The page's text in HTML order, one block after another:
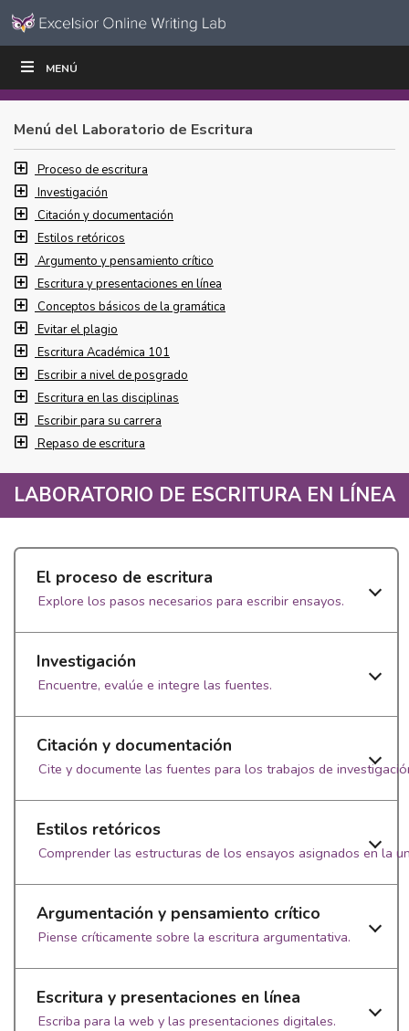
Ir al contenido
navegación
MENÚ
LABORATORIO DE ESCRITURA EN LÍNEA
El proceso de escritura
Explore los pasos necesarios para escribir ensayos.
Investigación
Encuentre, evalúe e integre las fuentes.
Citación y documentación
Cite y documente las fuentes para los trabajos de
Estilos retóricos
Comprender las estructuras de los ensayos asignados en la
Argumentación y pensamiento crítico
Piense críticamente sobre la escritura argumentativa.
Escritura y presentaciones en línea
Escriba para la web y las presentaciones digitales.
ESCRIBIR
Menú del Laboratorio de Escritura
Proceso de escritura
Investigación
Citación y documentación
Estilos retóricos
Argumento y pensamiento crítico
Escritura y presentaciones en línea
Conceptos básicos de la gramática
Evitar el plagio
Escritura Académica 101
Escribir a nivel de posgrado
Escritura en las disciplinas
Escribir para su carrera
Repaso de escritura